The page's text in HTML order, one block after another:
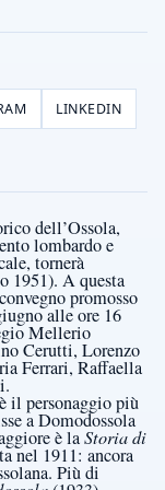
LINKEDIN
dell’Ossola,
lombardo e
tornerà
1951). A questa
promosso
alle ore 16
Mellerio
Cerutti, Lorenzo
Ferrari, Raffaella
il personaggio più
a Domodossola
è laStoria di
nel 1911: ancora
Più di